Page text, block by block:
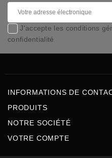
J'accepte les conditions
confidentialité
INFORMATIONS DE
PRODUITS
NOTRE SOCIÉTÉ
VOTRE COMPTE